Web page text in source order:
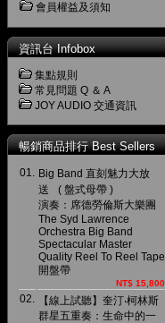
會員權益及須知
資訊台 Infobox
集點規則
常見問題 Q ＆ A
JOY AUDIO 交通資訊
暢銷商品排行 Best Sellers
01. Big Band 直刻魅力大放
送 ( 盤式母帶 )
演奏：席德勞倫斯大樂團
The Syd Lawrence
Orchestra Big Band
Spectacular Master
Quality Reel To Reel Tape
開盤帶
NT$ 15,800
02.
【線上試聽】奎汀‧柯林斯
群星五重奏：生命中的一